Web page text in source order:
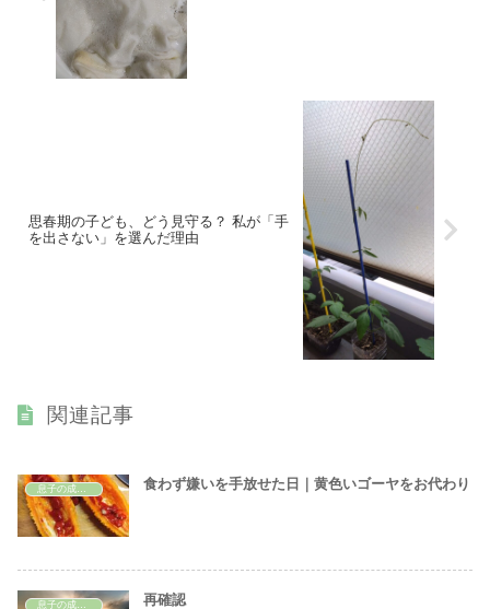
思春期の子ども、どう見守る？ 私が「手
を出さない」を選んだ理由
関連記事
息子の成長記録 食わず嫌いを手放せた日｜黄色いゴーヤをお代わり
再確認